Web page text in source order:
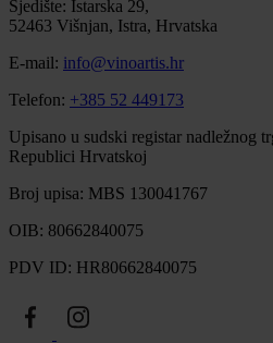
Sjedište: Istarska 29,
52463 Višnjan, Istra, Hrvatska
E-mail: info@vinoartis.hr
Telefon: +385 52 449173
Upisano u sudski registar nadležnog
Republici Hrvatskoj
Broj upisa: MBS 130041767
OIB: 80662840075
PDV ID: HR80662840075